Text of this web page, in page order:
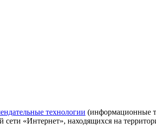
технологии (информационные
сети «Интернет», находящихся на